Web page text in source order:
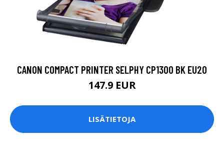
CANON COMPACT PRINTER SELPHY CP1300 BK EU20
147.9 EUR
LISÄTIETOJA